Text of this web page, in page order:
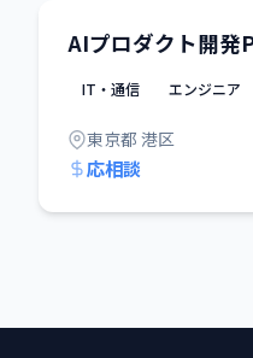
AIプロダクト開発
IT・通信 エンジニア
東京都 港区
応相談